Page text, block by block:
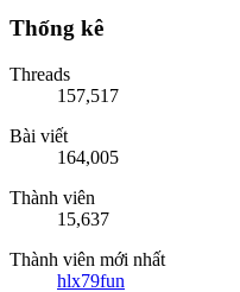
Thống kê
Threads
157,517
Bài viết
164,005
Thành viên
15,637
Thành viên mới nhất
hlx79fun